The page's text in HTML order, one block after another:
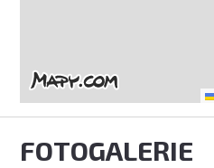
FOTOGALERIE